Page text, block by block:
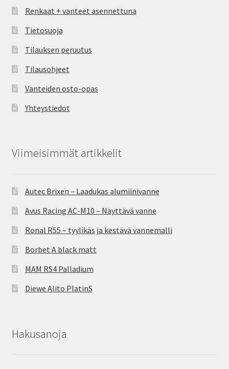
Renkaat + vanteet asennettuna
Tietosuoja
Tilauksen peruutus
Tilausohjeet
Vanteiden osto-opas
Yhteystiedot
Viimeisimmät artikkelit
Autec Brixen – Laadukas alumiinivanne
Avus Racing AC-M10 – Näyttävä vanne
Ronal R55 – tyylikäs ja kestävä vannemalli
Borbet A black matt
MAM RS4 Palladium
Diewe Alito PlatinS
Hakusanoja